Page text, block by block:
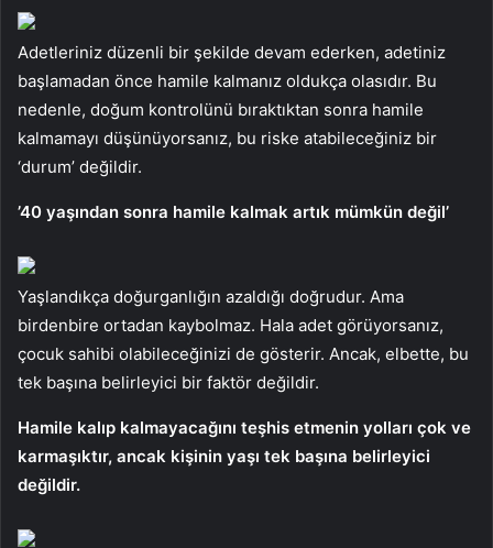
Adetleriniz düzenli bir şekilde devam ederken, adetiniz
başlamadan önce hamile kalmanız oldukça olasıdır. Bu
nedenle, doğum kontrolünü bıraktıktan sonra hamile
kalmamayı düşünüyorsanız, bu riske atabileceğiniz bir
‘durum’ değildir.
’40 yaşından sonra hamile kalmak artık mümkün değil’
Yaşlandıkça doğurganlığın azaldığı doğrudur. Ama
birdenbire ortadan kaybolmaz. Hala adet görüyorsanız,
çocuk sahibi olabileceğinizi de gösterir. Ancak, elbette, bu
tek başına belirleyici bir faktör değildir.
Hamile kalıp kalmayacağını teşhis etmenin yolları çok ve
karmaşıktır, ancak kişinin yaşı tek başına belirleyici
değildir.